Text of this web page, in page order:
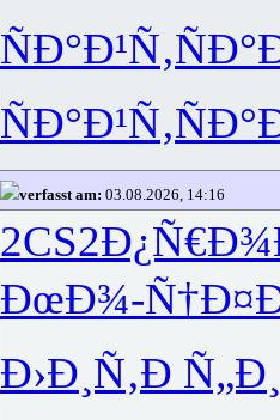
ÑÐ°Ð¹Ñ‚
ÑÐ°Ð¹Ñ‚
verfasst am: 03.08.2026, 14:16
2CS2
ÐœÐ¾-Ñ†
Ð›Ð¸Ñ‚Ð